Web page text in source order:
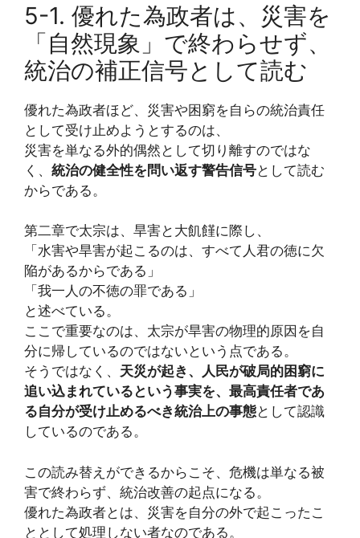
5-1. 優れた為政者は、災害を
「自然現象」で終わらせず、
統治の補正信号として読む
優れた為政者ほど、災害や困窮を自らの統治責任
として受け止めようとするのは、
災害を単なる外的偶然として切り離すのではな
く、 統治の健全性を問い返す警告信号として読む
からである。
第二章で太宗は、旱害と大飢饉に際し、
「水害や旱害が起こるのは、すべて人君の徳に欠
陥があるからである」
「我一人の不徳の罪である」
と述べている。
ここで重要なのは、太宗が旱害の物理的原因を自
分に帰しているのではないという点である。
そうではなく、 天災が起き、人民が破局的困窮に
追い込まれているという事実を、最高責任者であ
る自分が受け止めるべき統治上の事態として認識
しているのである。
この読み替えができるからこそ、危機は単なる被
害で終わらず、統治改善の起点になる。
優れた為政者とは、災害を自分の外で起こったこ
ととして処理しない者なのである。